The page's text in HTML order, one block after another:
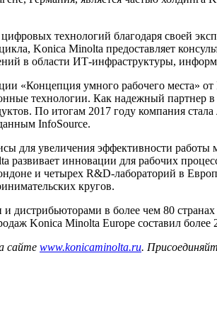
технологий благодаря своей
Konica Minolta предоставляет
в области ИТ-инфраструктуры,
«Концепция умного рабочего места»
технологии. Как надежный партнер
По итогам 2017 году компания
InfoSource.
для увеличения эффективности работы
развивает инновации для рабочих
и четырех R&D-лабораторий в
кругов.
и дистрибьюторами в более чем 80
Konica Minolta Europe составил
сайте www.konicaminolta.ru.